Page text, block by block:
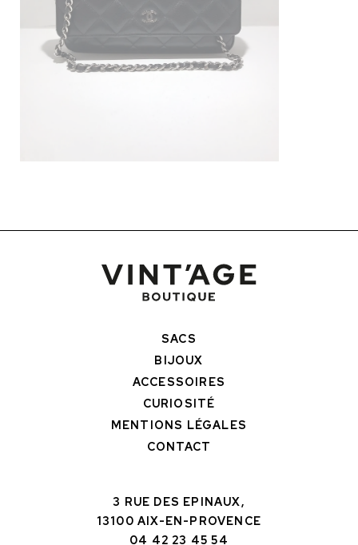
SACS
BIJOUX
ACCESSOIRES
CURIOSITÉ
MENTIONS LÉGALES
CONTACT
3 RUE DES EPINAUX,
13100 AIX-EN-PROVENCE
04 42 23 45 54